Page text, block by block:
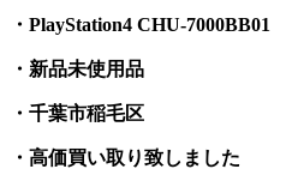
・PlayStation4 CHU-7000BB01
・新品未使用品
・千葉市稲毛区
・高価買い取り致しました